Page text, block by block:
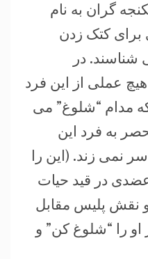
گران به نام
کتک زدن
در
عملی از این فرد
مدام “شلوغ” می
به فرد این
نمی زند. (این را
در قید حیات
نقش پلیس مقابل
او را “شلوغ کن” و